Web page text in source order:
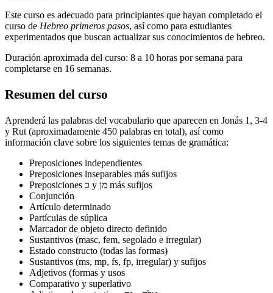
Este curso es adecuado para principiantes que hayan completado el
curso de Hebreo primeros pasos, así como para estudiantes
experimentados que buscan actualizar sus conocimientos de hebreo.
Duración aproximada del curso: 8 a 10 horas por semana para
completarse en 16 semanas.
Resumen del curso
Aprenderá las palabras del vocabulario que aparecen en Jonás 1, 3-4
y Rut (aproximadamente 450 palabras en total), así como
información clave sobre los siguientes temas de gramática:
Preposiciones independientes
Preposiciones inseparables más sufijos
Preposiciones כ y מן más sufijos
Conjunción
Artículo determinado
Partículas de súplica
Marcador de objeto directo definido
Sustantivos (masc, fem, segolado e irregular)
Estado constructo (todas las formas)
Sustantivos (ms, mp, fs, fp, irregular) y sufijos
Adjetivos (formas y usos
Comparativo y superlativo